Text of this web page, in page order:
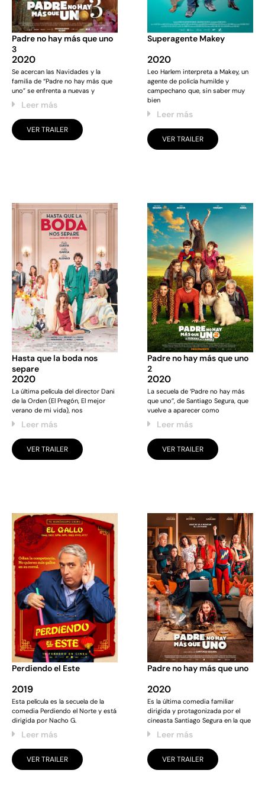
Padre no hay más que uno
3
2020
Se acercan las Navidades y la
familia de “Padre no hay más que
uno” se enfrenta a nuevas y
Leer más
VER TRAILER
Superagente Makey
2020
Leo Harlem interpreta a Makey, un
agente de policía humilde y
campechano que, sin saber muy
bien
Leer más
VER TRAILER
Hasta que la boda nos
separe
2020
La última película del director Dani
de la Orden (El Pregón, El mejor
verano de mi vida), nos
Leer más
VER TRAILER
Padre no hay más que uno
2
2020
La secuela de ‘Padre no hay más
que uno’’, de Santiago Segura, que
vuelve a aparecer como
Leer más
VER TRAILER
Perdiendo el Este
2019
Esta película es la secuela de la
comedia Perdiendo el Norte y está
dirigida por Nacho G.
Leer más
VER TRAILER
Padre no hay más que uno
2020
Es la última comedia familiar
dirigida y protagonizada por el
cineasta Santiago Segura en la que
Leer más
VER TRAILER